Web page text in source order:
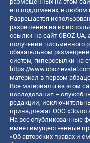
размещенных на этом
его поддоменах, в любом
Разрешается
разрешения на их
ссылки на сайт
получении письменного
обязательном
систем, гиперссылки на
https://
материал в первом
Все материалы на этом
исследования –
редакции,
принадлежат ООО
На все опубликованные
имеет имущественные
«Об авторских правах и